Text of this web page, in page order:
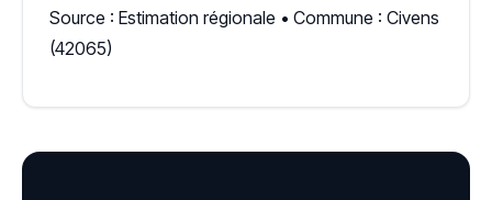
Source : Estimation régionale • Commune : Civens
(42065)